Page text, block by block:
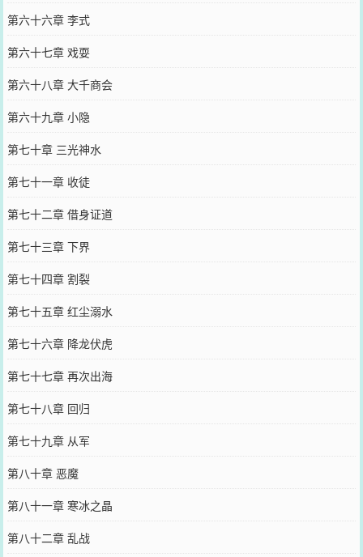
第六十六章 李式
第六十七章 戏耍
第六十八章 大千商会
第六十九章 小隐
第七十章 三光神水
第七十一章 收徒
第七十二章 借身证道
第七十三章 下界
第七十四章 割裂
第七十五章 红尘溺水
第七十六章 降龙伏虎
第七十七章 再次出海
第七十八章 回归
第七十九章 从军
第八十章 恶魔
第八十一章 寒冰之晶
第八十二章 乱战